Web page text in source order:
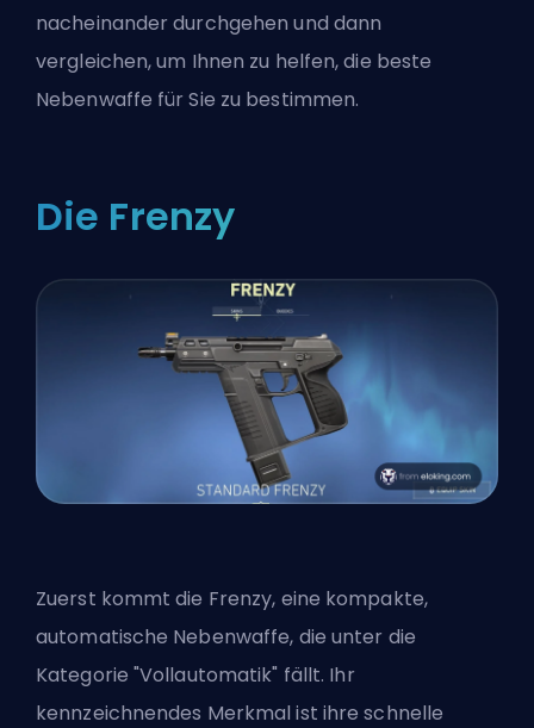
nacheinander durchgehen und dann
vergleichen, um Ihnen zu helfen, die beste
Nebenwaffe für Sie zu bestimmen.
Die Frenzy
Zuerst kommt die Frenzy, eine kompakte,
automatische Nebenwaffe, die unter die
Kategorie "Vollautomatik" fällt. Ihr
kennzeichnendes Merkmal ist ihre schnelle